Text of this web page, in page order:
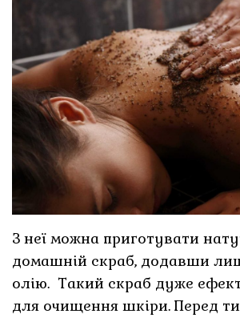
З неї можна приготувати
домашній скраб, додавши
олію. Такий скраб дуже
для очищення шкіри. Перед